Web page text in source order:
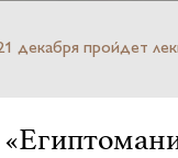
декабря пройдет